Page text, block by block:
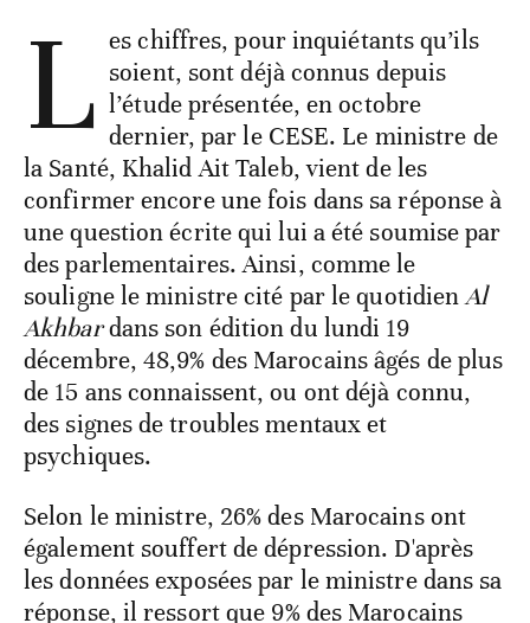
L es chiffres, pour inquiétants qu’ils
soient, sont déjà connus depuis
l’étude présentée, en octobre
dernier, par le CESE. Le ministre de
la Santé, Khalid Ait Taleb, vient de les
confirmer encore une fois dans sa réponse à
une question écrite qui lui a été soumise par
des parlementaires. Ainsi, comme le
souligne le ministre cité par le quotidienAl
Akhbardans son édition du lundi 19
décembre, 48,9% des Marocains âgés de plus
de 15 ans connaissent, ou ont déjà connu,
des signes de troubles mentaux et
psychiques.
Selon le ministre, 26% des Marocains ont
également souffert de dépression. D'après
les données exposées par le ministre dans sa
réponse, il ressort que 9% des Marocains